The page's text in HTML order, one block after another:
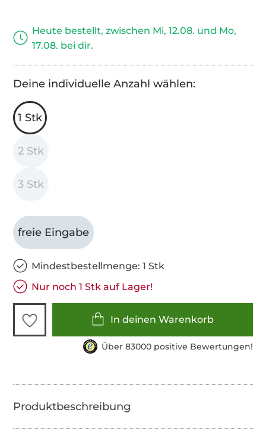
Heute bestellt, zwischen Mi, 12.08. und Mo,
17.08. bei dir.
Deine individuelle Anzahl wählen:
1 Stk
2 Stk
3 Stk
freie Eingabe
Mindestbestellmenge: 1 Stk
Nur noch 1 Stk auf Lager!
In deinen Warenkorb
Über 83000 positive Bewertungen!